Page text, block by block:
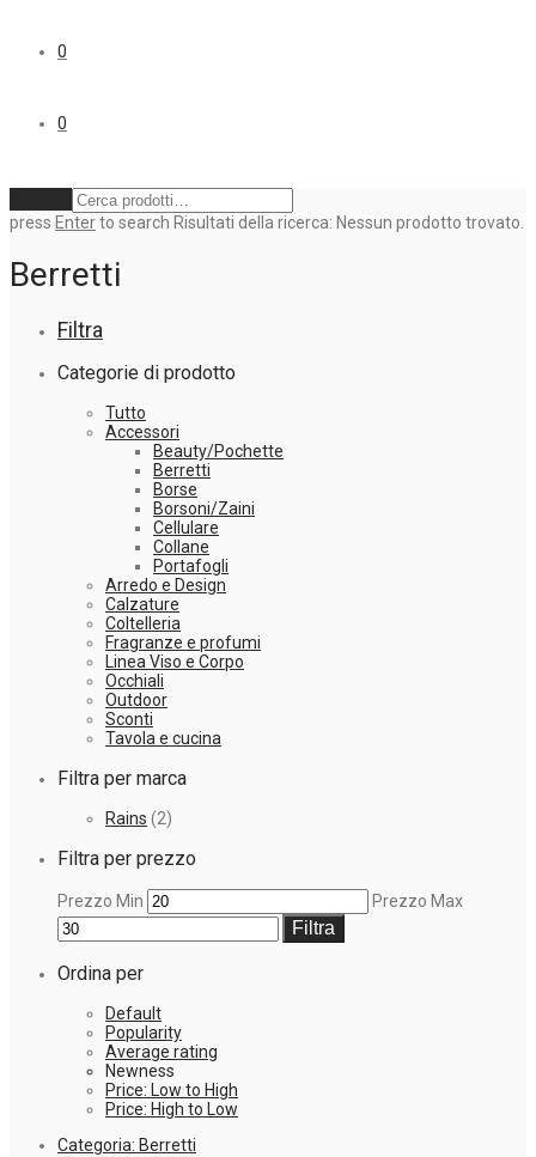
0
0
press Enterto search Risultati della ricerca: Nessun prodotto trovato.
Berretti
Filtra
Categorie di prodotto
Tutto
Accessori
Beauty/Pochette
Berretti
Borse
Borsoni/Zaini
Cellulare
Collane
Portafogli
Arredo e Design
Calzature
Coltelleria
Fragranze e profumi
Linea Viso e Corpo
Occhiali
Outdoor
Sconti
Tavola e cucina
Filtra per marca
Rains (2)
Filtra per prezzo
Prezzo Min Prezzo Max
Filtra
Ordina per
Default
Popularity
Average rating
Newness
Price: Low to High
Price: High to Low
Categoria: Berretti